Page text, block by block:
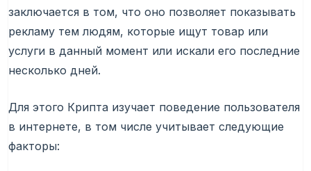
заключается в том, что оно позволяет показывать
рекламу тем людям, которые ищут товар или
услуги в данный момент или искали его последние
несколько дней.
Для этого Крипта изучает поведение пользователя
в интернете, в том числе учитывает следующие
факторы: